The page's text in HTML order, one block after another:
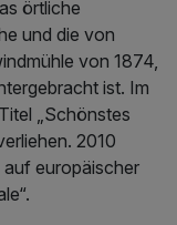
örtliche
und die von
von 1874,
ist. Im
„Schönstes
2010
europäischer